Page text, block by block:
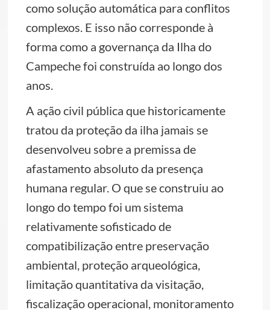
como solução automática para conflitos
complexos. E isso não corresponde à
forma como a governança da Ilha do
Campeche foi construída ao longo dos
anos.
A ação civil pública que historicamente
tratou da proteção da ilha jamais se
desenvolveu sobre a premissa de
afastamento absoluto da presença
humana regular. O que se construiu ao
longo do tempo foi um sistema
relativamente sofisticado de
compatibilização entre preservação
ambiental, proteção arqueológica,
limitação quantitativa da visitação,
fiscalização operacional, monitoramento